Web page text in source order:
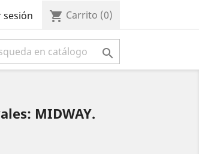
sesión shopping_cart Carrito (0)

MIDWAY.